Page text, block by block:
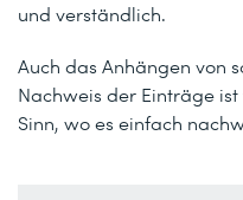
und verständlich.
Auch das Anhängen von
Nachweis der Einträge
Sinn, wo es einfach